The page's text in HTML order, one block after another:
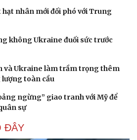
hạt nhân mới đối phó với Trung
không Ukraine đuối sức trước
và Ukraine làm trầm trọng thêm
toàn cầu
ngừng” giao tranh với Mỹ để
sự
ĐÂY